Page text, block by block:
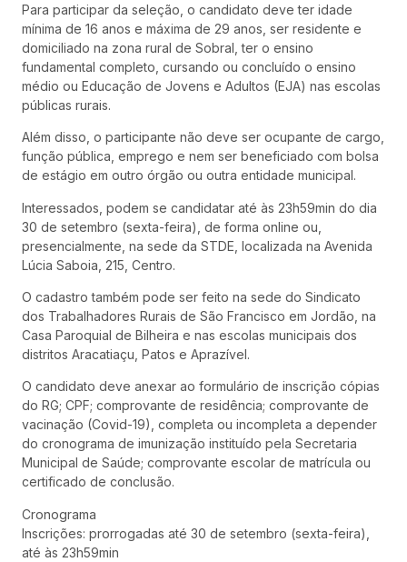
Para participar da seleção, o candidato deve ter idade
mínima de 16 anos e máxima de 29 anos, ser residente e
domiciliado na zona rural de Sobral, ter o ensino
fundamental completo, cursando ou concluído o ensino
médio ou Educação de Jovens e Adultos (EJA) nas escolas
públicas rurais.
Além disso, o participante não deve ser ocupante de cargo,
função pública, emprego e nem ser beneficiado com bolsa
de estágio em outro órgão ou outra entidade municipal.
Interessados, podem se candidatar até às 23h59min do dia
30 de setembro (sexta-feira), de forma online ou,
presencialmente, na sede da STDE, localizada na Avenida
Lúcia Saboia, 215, Centro.
O cadastro também pode ser feito na sede do Sindicato
dos Trabalhadores Rurais de São Francisco em Jordão, na
Casa Paroquial de Bilheira e nas escolas municipais dos
distritos Aracatiaçu, Patos e Aprazível.
O candidato deve anexar ao formulário de inscrição cópias
do RG; CPF; comprovante de residência; comprovante de
vacinação (Covid-19), completa ou incompleta a depender
do cronograma de imunização instituído pela Secretaria
Municipal de Saúde; comprovante escolar de matrícula ou
certificado de conclusão.
Cronograma
Inscrições: prorrogadas até 30 de setembro (sexta-feira),
até às 23h59min